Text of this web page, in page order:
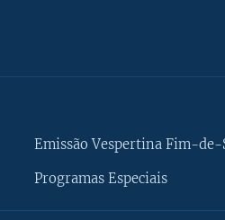
Emissão Vespertina Fim-de-
Programas Especiais